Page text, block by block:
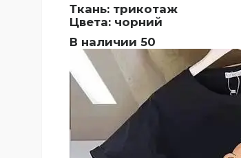
Ткань: трикотаж
Цвета: чорний
В наличии 50